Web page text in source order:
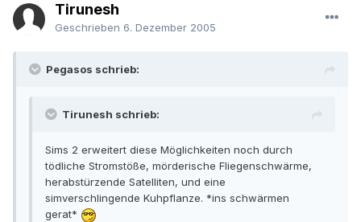
Tirunesh
Geschrieben 6. Dezember 2005
Pegasos schrieb:
Tirunesh schrieb:
Sims 2 erweitert diese Möglichkeiten noch durch
tödliche Stromstöße, mörderische Fliegenschwärme,
herabstürzende Satelliten, und eine
simverschlingende Kuhpflanze. *ins schwärmen
gerat*